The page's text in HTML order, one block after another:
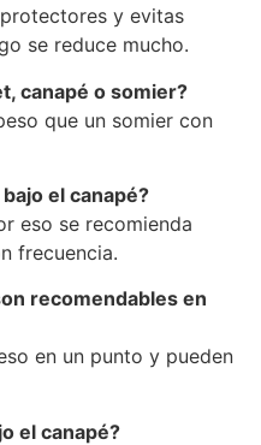
y evitas
se reduce mucho.
canapé o somier?
que un somier con
el canapé?
eso se recomienda
frecuencia.
recomendables en
en un punto y pueden
el canapé?